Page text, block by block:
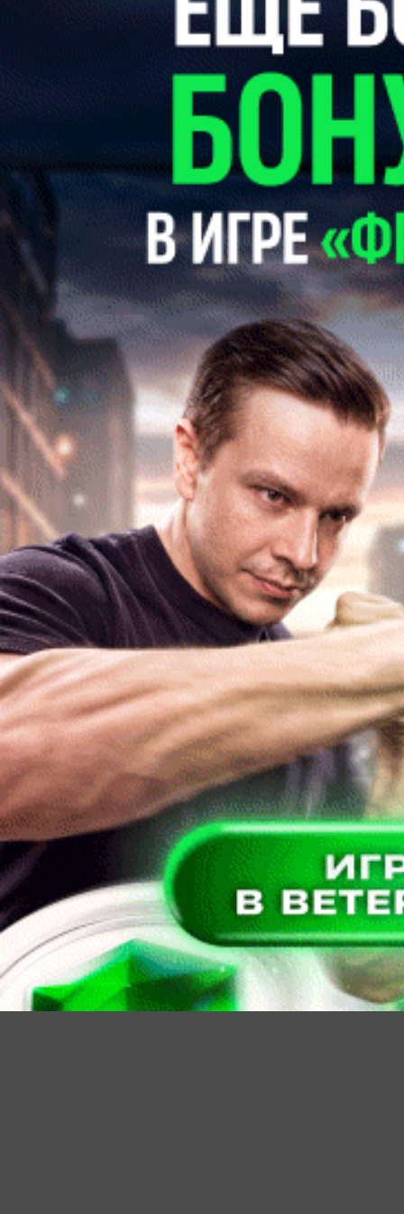
Продолжая использовать наш сайт вы принимаете
пользовательское соглашение и политику обработки файлов
Платеж успешно выполнен